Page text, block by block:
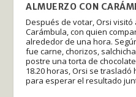
ALMUERZO CON
Después de votar, Orsi
Carámbula, con quien
alrededor de una hora.
fue carne, chorizos,
postre una torta de
18.20 horas, Orsi se trasladó
para esperar el resultado